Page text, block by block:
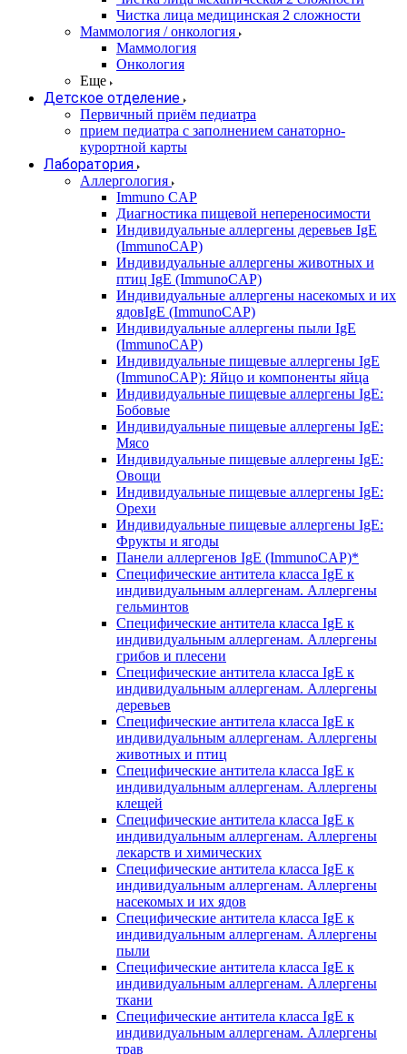
Чистка лица медицинская 2 сложности
Маммология / онкология
Маммология
Онкология
Еще
Детское отделение
Первичный приём педиатра
прием педиатра с заполнением санаторно-
курортной карты
Лаборатория
Аллергология
Immuno CAP
Диагностика пищевой непереносимости
Индивидуальные аллергены деревьев IgE
(ImmunoCAP)
Индивидуальные аллергены животных и
птиц IgE (ImmunoCAP)
Индивидуальные аллергены насекомых и их
ядовIgE (ImmunoCAP)
Индивидуальные аллергены пыли IgE
(ImmunoCAP)
Индивидуальные пищевые аллергены IgE
(ImmunoCAP): Яйцо и компоненты яйца
Индивидуальные пищевые аллергены IgE:
Бобовые
Индивидуальные пищевые аллергены IgE:
Мясо
Индивидуальные пищевые аллергены IgE:
Овощи
Индивидуальные пищевые аллергены IgE:
Орехи
Индивидуальные пищевые аллергены IgE:
Фрукты и ягоды
Панели аллергенов IgE (ImmunoCAP)*
Специфические антитела класса IgE к
индивидуальным аллергенам. Аллергены
гельминтов
Специфические антитела класса IgE к
индивидуальным аллергенам. Аллергены
грибов и плесени
Специфические антитела класса IgE к
индивидуальным аллергенам. Аллергены
деревьев
Специфические антитела класса IgE к
индивидуальным аллергенам. Аллергены
животных и птиц
Специфические антитела класса IgE к
индивидуальным аллергенам. Аллергены
клещей
Специфические антитела класса IgE к
индивидуальным аллергенам. Аллергены
лекарств и химических
Специфические антитела класса IgE к
индивидуальным аллергенам. Аллергены
насекомых и их ядов
Специфические антитела класса IgE к
индивидуальным аллергенам. Аллергены
пыли
Специфические антитела класса IgE к
индивидуальным аллергенам. Аллергены
ткани
Специфические антитела класса IgE к
индивидуальным аллергенам. Аллергены
трав